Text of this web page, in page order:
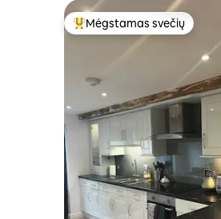
Svečių mėgstamiausias
Mėgstamas svečių